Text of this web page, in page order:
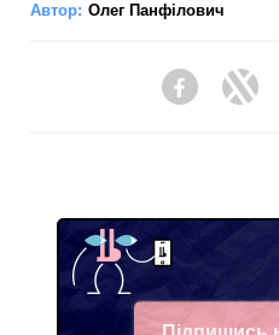
Автор: Олег Панфілович
Facebook